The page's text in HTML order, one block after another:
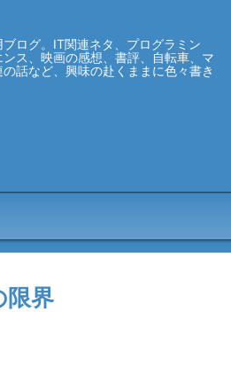
ブログ。IT関連ネタ、プログラミン
ス、映画の感想、書評、自転車、マ
話など、興味の赴くままに色々書き
限界